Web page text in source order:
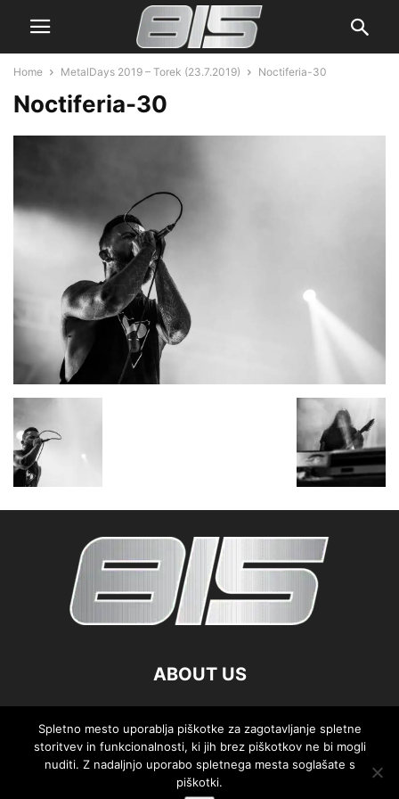
Home MetalDays 2019 – Torek (23.7.2019) Noctiferia-30
Noctiferia-30
ABOUT US
FOLLOW US
Spletno mesto uporablja piškotke za zagotavljanje spletne
storitvev in funkcionalnosti, ki jih brez piškotkov ne bi mogli
nuditi. Z nadaljnjo uporabo spletnega mesta soglašate s
piškotki.